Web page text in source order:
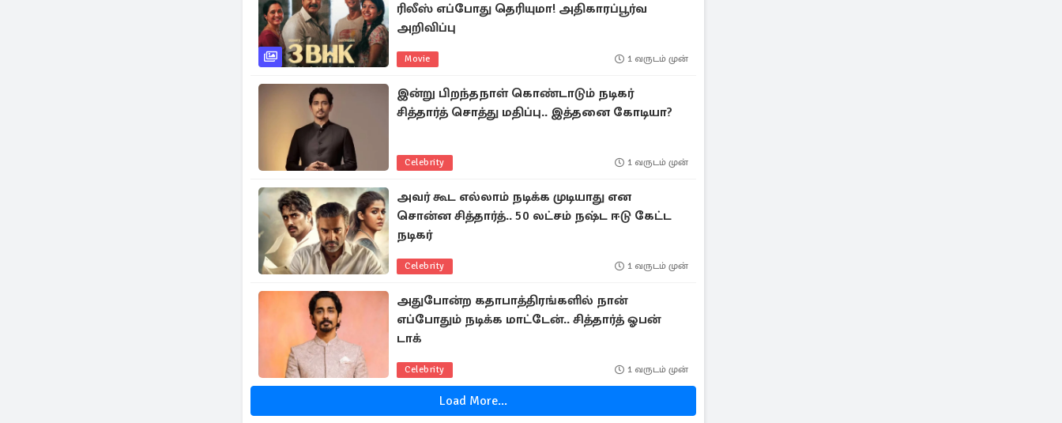
ரிலீஸ் எப்போது தெரியுமா! அதிகாரப்பூர்வ
அறிவிப்பு
Movie 1 வருடம் முன்
இன்று பிறந்தநாள் கொண்டாடும் நடிகர்
சித்தார்த் சொத்து மதிப்பு.. இத்தனை கோடியா?
Celebrity 1 வருடம் முன்
அவர் கூட எல்லாம் நடிக்க முடியாது என
சொன்ன சித்தார்த்.. 50 லட்சம் நஷ்ட ஈடு கேட்ட
நடிகர்
Celebrity 1 வருடம் முன்
அதுபோன்ற கதாபாத்திரங்களில் நான்
எப்போதும் நடிக்க மாட்டேன்.. சித்தார்த் ஓபன்
டாக்
Celebrity 1 வருடம் முன்
Load More...